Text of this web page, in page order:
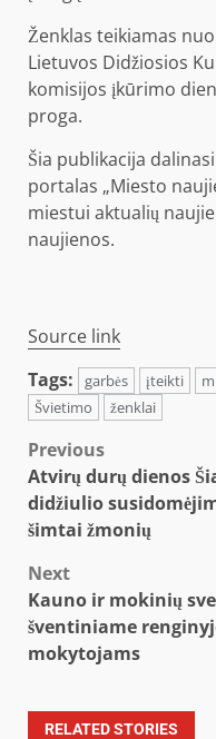
Ženklas teikiamas
Lietuvos Didžiosios
komisijos įkūrimo
proga.
Šia publikacija
portalas „Miesto
miestui aktualių
naujienos.
Source link
Tags:
garbės įteikti
Švietimo
ženklai
Post
navigation
Previous
Atvirų durų dienos
didžiulio
šimtai žmonių
Next
Kauno ir mokinių
šventiniame
mokytojams
RELATED STORIES